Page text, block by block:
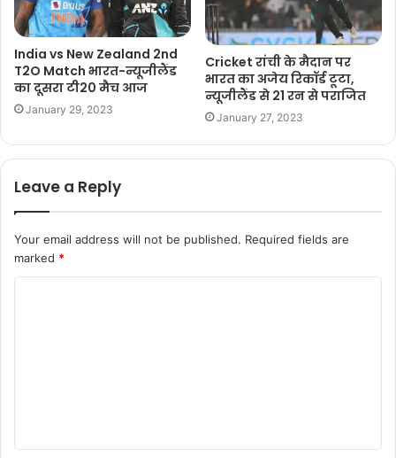
India vs New Zealand 2nd
T2O Match भारत-न्यूजीलैंड
का दूसरा टी20 मैच आज
January 29, 2023
Cricket रांची के मैदान पर
भारत का अजेय रिकॉर्ड टूटा,
न्यूजीलैंड से 21 रन से पराजित
January 27, 2023
Leave a Reply
Your email address will not be published. Required fields are
marked *
t